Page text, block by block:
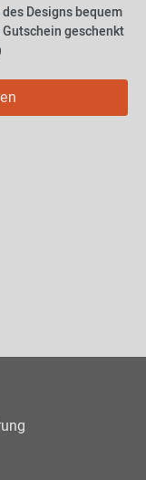
Designs bequem
geschenkt